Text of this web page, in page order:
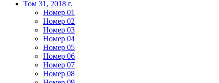
Том 31, 2018 г.
Номер 01
Номер 02
Номер 03
Номер 04
Номер 05
Номер 06
Номер 07
Номер 08